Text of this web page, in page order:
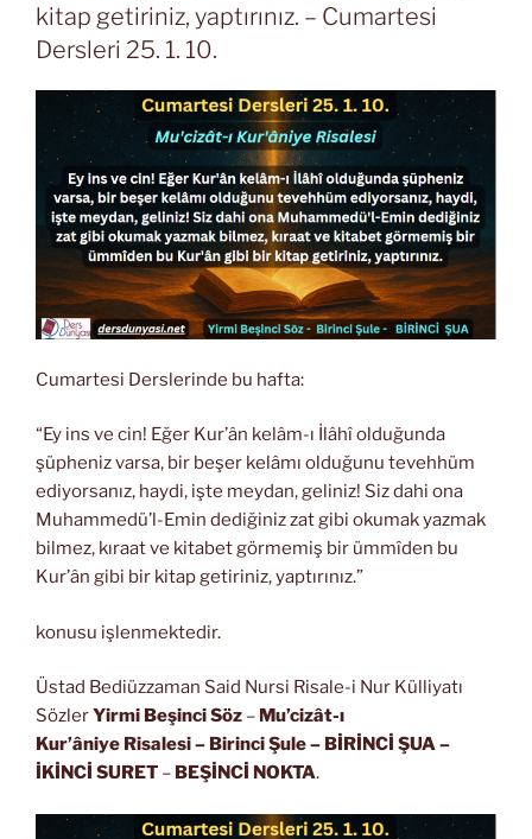
kitap getiriniz, yaptırınız. – Cumartesi
Dersleri 25. 1. 10.
Cumartesi Derslerinde bu hafta:
“Ey ins ve cin! Eğer Kur’ân kelâm-ı İlâhî olduğunda
şüpheniz varsa, bir beşer kelâmı olduğunu tevehhüm
ediyorsanız, haydi, işte meydan, geliniz! Siz dahi ona
Muhammedü’l-Emin dediğiniz zat gibi okumak yazmak
bilmez, kıraat ve kitabet görmemiş bir ümmîden bu
Kur’ân gibi bir kitap getiriniz, yaptırınız.”
konusu işlenmektedir.
Üstad Bediüzzaman Said Nursi Risale-i Nur Külliyatı
SözlerYirmi Beşinci Söz – Mu’cizât-ı
Kur’âniye Risalesi– Birinci Şule – BİRİNCİ ŞUA–
İKİNCİ SURET – BEŞİNCİ NOKTA.